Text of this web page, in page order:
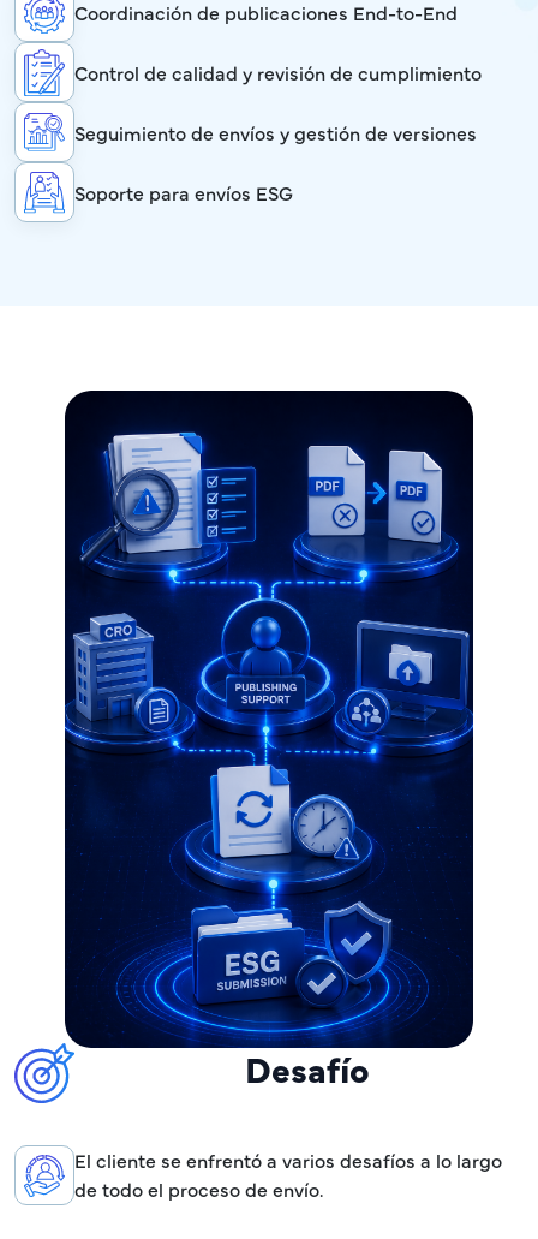
Coordinación de publicaciones End-to-End
Control de calidad y revisión de cumplimiento
Seguimiento de envíos y gestión de versiones
Soporte para envíos ESG
Desafío
El cliente se enfrentó a varios desafíos a lo largo
de todo el proceso de envío.